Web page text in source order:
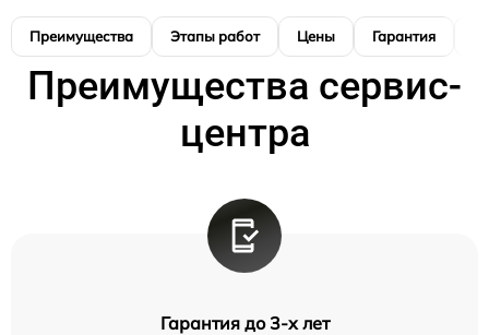
Преимущества Этапы работ Цены Гарантия
Преимущества сервис-
центра
Гарантия до 3-х лет